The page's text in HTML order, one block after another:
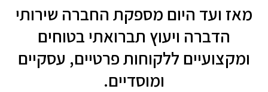
מאז ועד היום מספקת החברה שירותי
הדברה ויעוץ תברואתי בטוחים
ומקצועיים ללקוחות פרטיים, עסקיים
ומוסדיים.